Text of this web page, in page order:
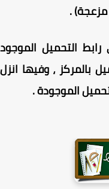
.
التحميل الموجود
، وفيها انزل
الموجودة .